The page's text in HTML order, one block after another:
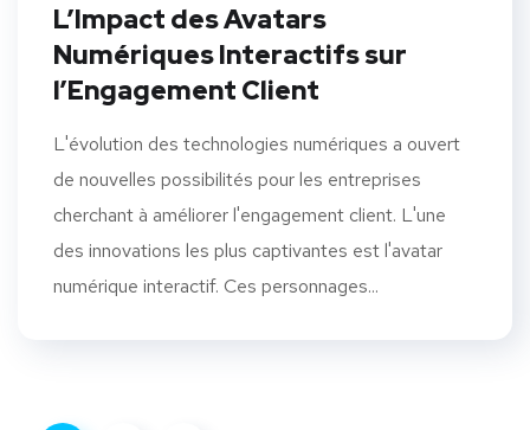
L’Impact des Avatars
Numériques Interactifs sur
l’Engagement Client
L'évolution des technologies numériques a ouvert
de nouvelles possibilités pour les entreprises
cherchant à améliorer l'engagement client. L'une
des innovations les plus captivantes est l'avatar
numérique interactif. Ces personnages...